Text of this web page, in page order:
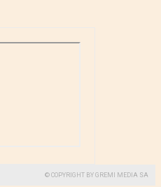
© COPYRIGHT BY GREMI MEDIA SA